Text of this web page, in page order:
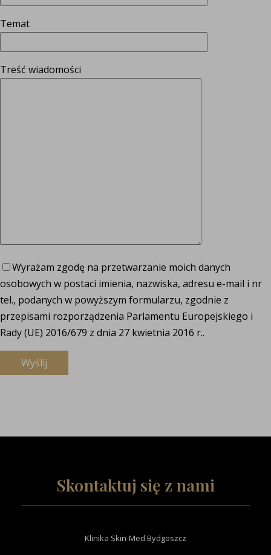
Temat
Treść wiadomości
Wyrażam zgodę na przetwarzanie moich danych
osobowych w postaci imienia, nazwiska, adresu e-mail i nr
tel., podanych w powyższym formularzu, zgodnie z
przepisami rozporządzenia Parlamentu Europejskiego i
Rady (UE) 2016/679 z dnia 27 kwietnia 2016 r..
Skontaktuj się z nami
Klinika Skin-Med Bydgoszcz